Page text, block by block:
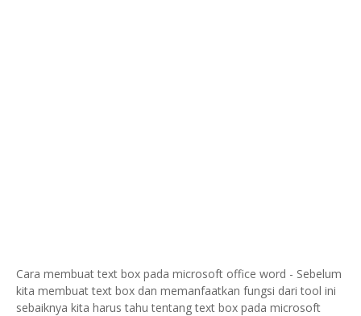
Cara membuat text box pada microsoft office word - Sebelum
kita membuat text box dan memanfaatkan fungsi dari tool ini
sebaiknya kita harus tahu tentang text box pada microsoft